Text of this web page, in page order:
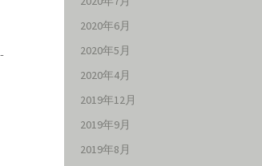
2020年6月
2020年5月
2020年4月
2019年12月
2019年9月
2019年8月